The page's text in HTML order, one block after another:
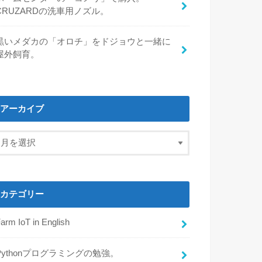
の洗車用ノズル。
いメダカの「オロチ」をドジョウと一緒に
外飼育。
アーカイブ
カテゴリー
IoT in English
プログラミングの勉強。